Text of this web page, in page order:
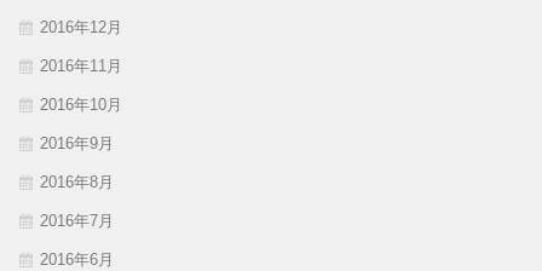
2016年12月
2016年11月
2016年10月
2016年9月
2016年8月
2016年7月
2016年6月